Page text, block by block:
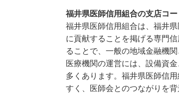
福井県医師信用組合の支店コ
福井県医師信用組合は、福井
に貢献することを掲げる専門
ることで、一般の地域金融機
医療機関の運営には、設備資
多くあります。福井県医師信
すく、医師会とのつながりを